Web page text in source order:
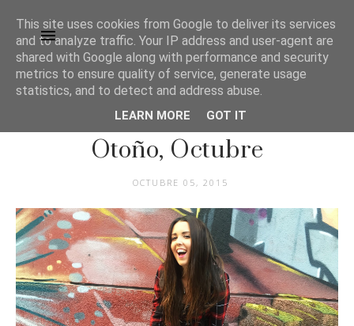
MODA
Otoño, Octubre
OCTUBRE 05, 2015
This site uses cookies from Google to deliver its services
and to analyze traffic. Your IP address and user-agent are
shared with Google along with performance and security
metrics to ensure quality of service, generate usage
statistics, and to detect and address abuse.
LEARN MORE GOT IT